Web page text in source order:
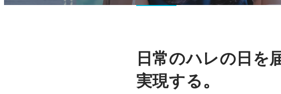
日常のハレの日を
実現する。